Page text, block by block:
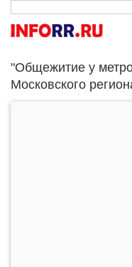
"Общежитие у
Московского